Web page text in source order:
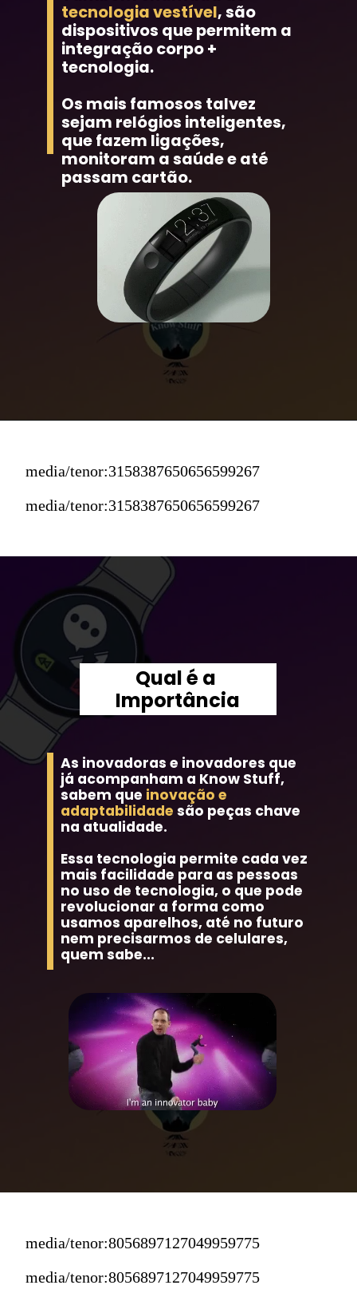
tecnologia vestível, são
dispositivos que permitem a
integração corpo +
tecnologia.
Os mais famosos talvez
sejam relógios inteligentes,
que fazem ligações,
monitoram a saúde e até
passam cartão.
media/tenor:3158387650656599267
media/tenor:3158387650656599267
As inovadoras e inovadores que
já acompanham a Know Stuff,
sabem que inovação e
adaptabilidade são peças chave
na atualidade.
Essa tecnologia permite cada vez
mais facilidade para as pessoas
no uso de tecnologia, o que pode
revolucionar a forma como
usamos aparelhos, até no futuro
nem precisarmos de celulares,
quem sabe...
Qual é a
Importância
media/tenor:8056897127049959775
media/tenor:8056897127049959775